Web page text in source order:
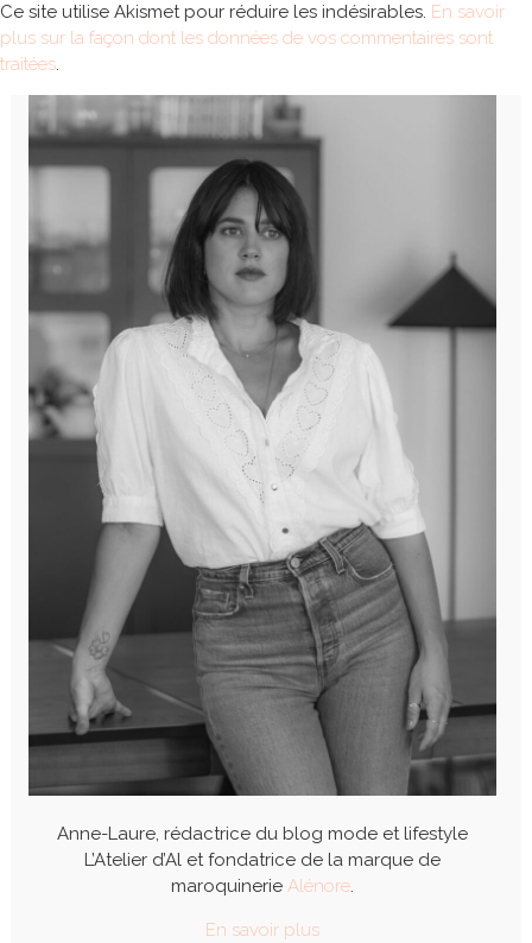
Ce site utilise Akismet pour réduire les indésirables. En savoir
plus sur la façon dont les données de vos commentaires sont
traitées.
Anne-Laure, rédactrice du blog mode et lifestyle
L’Atelier d’Al et fondatrice de la marque de
maroquinerie Alénore.
En savoir plus